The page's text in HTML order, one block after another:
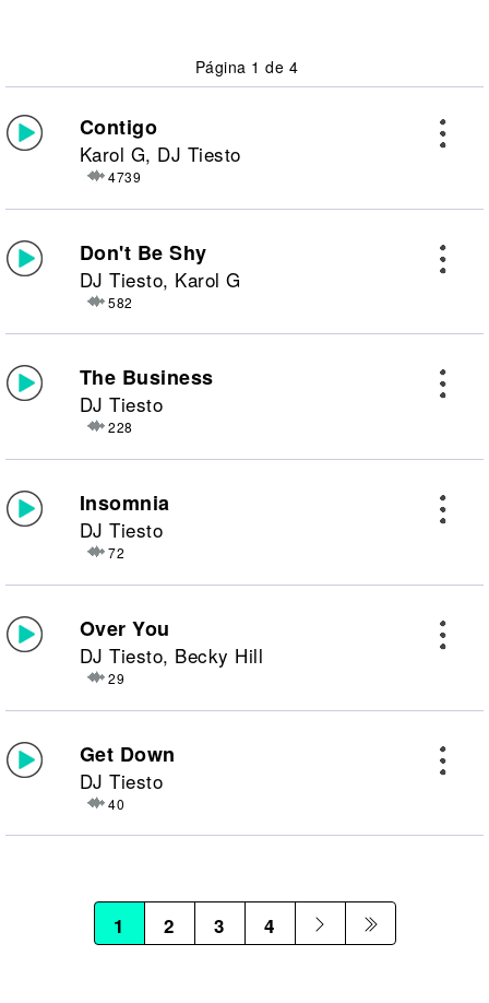
Página 1 de 4
Contigo
Karol G, DJ Tiesto
4739
Don't Be Shy
DJ Tiesto, Karol G
582
The Business
DJ Tiesto
228
Insomnia
DJ Tiesto
72
Over You
DJ Tiesto, Becky Hill
29
Get Down
DJ Tiesto
40
1 2 3 4